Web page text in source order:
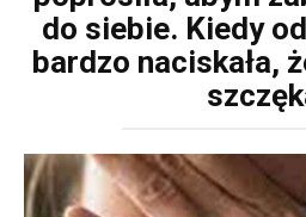
do siebie. Kiedy
bardzo naciskała,